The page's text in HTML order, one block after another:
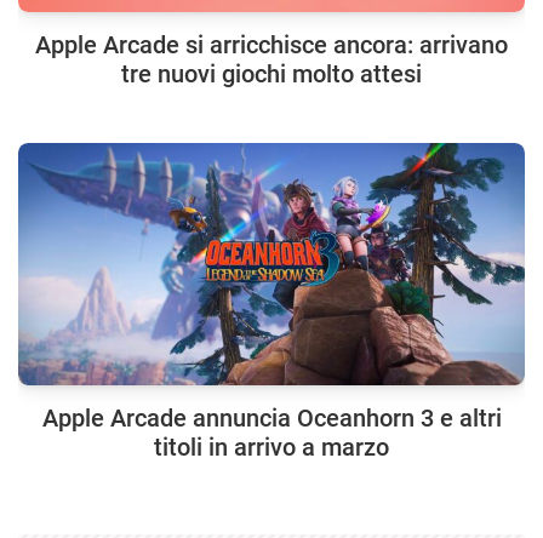
Apple Arcade si arricchisce ancora: arrivano
tre nuovi giochi molto attesi
Apple Arcade annuncia Oceanhorn 3 e altri
titoli in arrivo a marzo